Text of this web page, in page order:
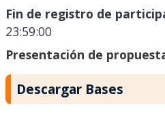
Fin de registro de
23:59:00
Presentación de
Descargar Bases